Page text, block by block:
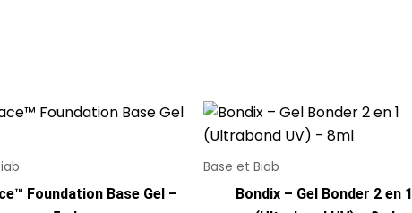
Foundation Base Gel –
Base et Biab
Bondix – Gel Bonder 2 en 1